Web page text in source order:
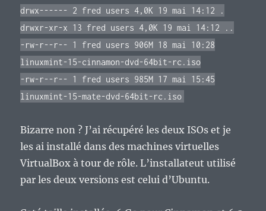
drwx------ 2 fred users 4,0K 19 mai 14:12 .
drwxr-xr-x 13 fred users 4,0K 19 mai 14:12 ..
-rw-r--r-- 1 fred users 906M 18 mai 10:28
linuxmint-15-cinnamon-dvd-64bit-rc.iso
-rw-r--r-- 1 fred users 985M 17 mai 15:45
linuxmint-15-mate-dvd-64bit-rc.iso
Bizarre non ? J’ai récupéré les deux ISOs et je
les ai installé dans des machines virtuelles
VirtualBox à tour de rôle. L’installateut utilisé
par les deux versions est celui d’Ubuntu.